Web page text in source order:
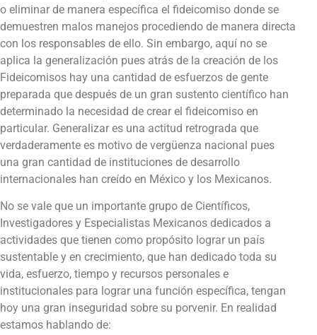
o eliminar de manera específica el fideicomiso donde se
demuestren malos manejos procediendo de manera directa
con los responsables de ello. Sin embargo, aquí no se
aplica la generalización pues atrás de la creación de los
Fideicomisos hay una cantidad de esfuerzos de gente
preparada que después de un gran sustento científico han
determinado la necesidad de crear el fideicomiso en
particular. Generalizar es una actitud retrograda que
verdaderamente es motivo de vergüenza nacional pues
una gran cantidad de instituciones de desarrollo
internacionales han creído en México y los Mexicanos.
No se vale que un importante grupo de Científicos,
Investigadores y Especialistas Mexicanos dedicados a
actividades que tienen como propósito lograr un país
sustentable y en crecimiento, que han dedicado toda su
vida, esfuerzo, tiempo y recursos personales e
institucionales para lograr una función específica, tengan
hoy una gran inseguridad sobre su porvenir. En realidad
estamos hablando de: